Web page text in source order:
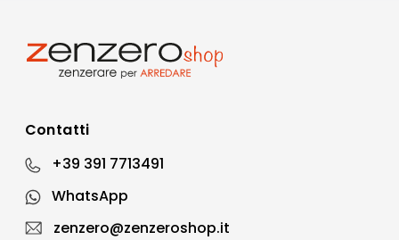
Contatti
+39 391 7713491
WhatsApp
zenzero@zenzeroshop.it